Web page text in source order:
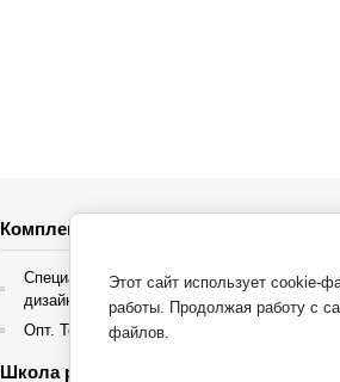
Комплектация объектов. Опт
Специальные условия для
дизайнеров интерьера
Опт. Торгующие организации
Школа ремонта
Этот сайт использует cookie-
работы. Продолжая работу с
файлов.